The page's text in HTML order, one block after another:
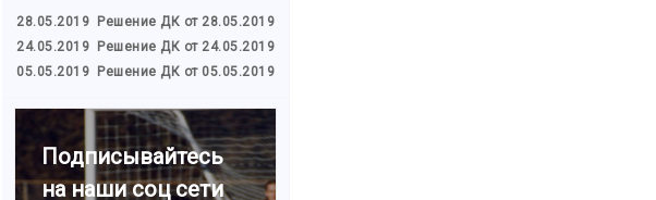
28.05.2019 Решение ДК от 28.05.2019
24.05.2019 Решение ДК от 24.05.2019
05.05.2019 Решение ДК от 05.05.2019
Подписывайтесь
на наши соц сети